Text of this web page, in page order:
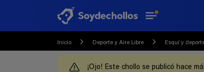
Inicio Deporte y Aire Libre Esquí y
¡Ojo! Este chollo se publicó hace